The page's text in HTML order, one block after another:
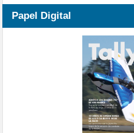
Papel Digital